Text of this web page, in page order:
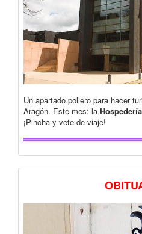
Un apartado pollero para hacer
Aragón. Este mes: la
¡Pincha y vete de viaje!